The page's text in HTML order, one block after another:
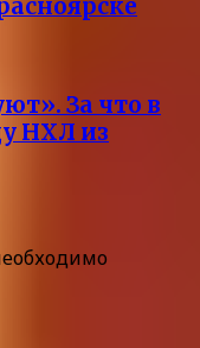
За что в
НХЛ из